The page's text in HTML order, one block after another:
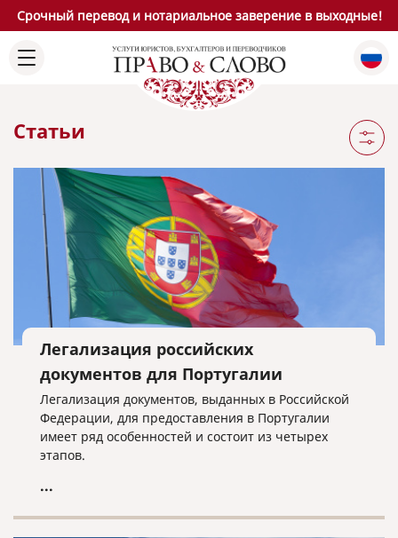
Срочный перевод и нотариальное заверение в выходные!
Статьи
Легализация российских
документов для Португалии
Легализация документов, выданных в Российской
Федерации, для предоставления в Португалии
имеет ряд особенностей и состоит из четырех
этапов.
...